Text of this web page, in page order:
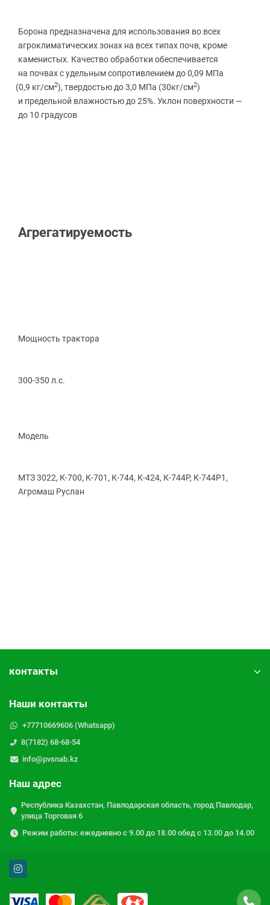
Борона предназначена для использования во всех
агроклиматических зонах на всех типах почв, кроме
каменистых. Качество обработки обеспечивается
на почвах с удельным сопротивлением до 0,09 МПа
(0,9 кг/см2), твердостью до 3,0 МПа (30кг/см2)
и предельной влажностью до 25%. Уклон поверхности —
до 10 градусов
Агрегатируемость
Мощность трактора
300-350 л.с.
Модель
МТЗ 3022, К-700, К-701, К-744, К-424, К-744Р, К-744Р1,
Агромаш Руслан
контакты
Наши контакты
+77710669606 (Whatsapp)
8(7182) 68-68-54
info@pvsnab.kz
Наш адрес
Республика Казахстан, Павлодарская область, город Павлодар,
улица Торговая 6
Режим работы: ежедневно с 9.00 до 18.00 обед с 13.00 до 14.00